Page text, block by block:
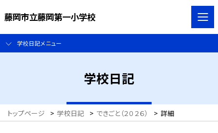
藤岡市立藤岡第一小学校
学校日記メニュー
学校日記
トップページ > 学校日記 > できごと（２０２６） > 詳細